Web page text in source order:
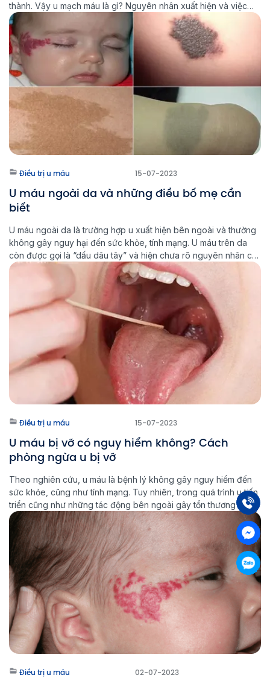
thành. Vậy u mạch máu là gì? Nguyên nhân xuất hiện và việc
điều trị bệnh lý này cần lưu ý điều gì? U mạch […]
Điều trị u máu 15-07-2023
U máu ngoài da và những điều bố mẹ cần
biết
U máu ngoài da là trường hợp u xuất hiện bên ngoài và thường
không gây nguy hại đến sức khỏe, tính mạng. U máu trên da
còn được gọi là “dấu dâu tây” và hiện chưa rõ nguyên nhân cụ
thể hình thành khối u này. Tuy không gây nguy hiểm trực tiếp
nhưng […]
Điều trị u máu 15-07-2023
U máu bị vỡ có nguy hiểm không? Cách
phòng ngừa u bị vỡ
Theo nghiên cứu, u máu là bệnh lý không gây nguy hiểm đến
sức khỏe, cũng như tính mạng. Tuy nhiên, trong quá trình u tiến
triển cũng như những tác động bên ngoài gây tổn thương đến
khối u có thể gây biến chứng khó lường. Vậy trường hợp u máu
bị vỡ có […]
Điều trị u máu 02-07-2023